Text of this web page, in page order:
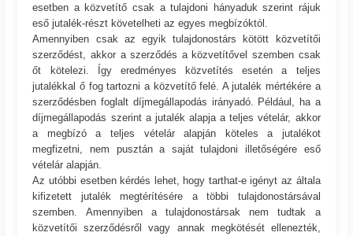
esetben a közvetítő csak a tulajdoni hányaduk szerint rájuk
eső jutalék-részt követelheti az egyes megbízóktól.
Amennyiben csak az egyik tulajdonostárs kötött közvetítői
szerződést, akkor a szerződés a közvetítővel szemben csak
őt kötelezi. Így eredményes közvetítés esetén a teljes
jutalékkal ő fog tartozni a közvetítő felé. A jutalék mértékére a
szerződésben foglalt díjmegállapodás irányadó. Például, ha a
díjmegállapodás szerint a jutalék alapja a teljes vételár, akkor
a megbízó a teljes vételár alapján köteles a jutalékot
megfizetni, nem pusztán a saját tulajdoni illetőségére eső
vételár alapján.
Az utóbbi esetben kérdés lehet, hogy tarthat-e igényt az általa
kifizetett jutalék megtérítésére a többi tulajdonostársával
szemben. Amennyiben a tulajdonostársak nem tudtak a
közvetítői szerződésről vagy annak megkötését ellenezték,